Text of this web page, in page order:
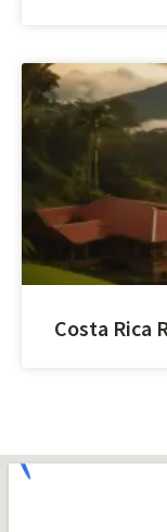
Costa Rica